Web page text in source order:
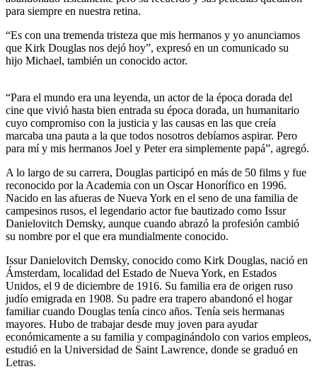
para siempre en nuestra retina.
“Es con una tremenda tristeza que mis hermanos y yo anunciamos
que Kirk Douglas nos dejó hoy”, expresó en un comunicado su
hijo Michael, también un conocido actor.
“Para el mundo era una leyenda, un actor de la época dorada del
cine que vivió hasta bien entrada su época dorada, un humanitario
cuyo compromiso con la justicia y las causas en las que creía
marcaba una pauta a la que todos nosotros debíamos aspirar. Pero
para mí y mis hermanos Joel y Peter era simplemente papá”, agregó.
A lo largo de su carrera, Douglas participó en más de 50 films y fue
reconocido por la Academia con un Oscar Honorífico en 1996.
Nacido en las afueras de Nueva York en el seno de una familia de
campesinos rusos, el legendario actor fue bautizado como Issur
Danielovitch Demsky, aunque cuando abrazó la profesión cambió
su nombre por el que era mundialmente conocido.
Issur Danielovitch Demsky, conocido como Kirk Douglas, nació en
Ámsterdam, localidad del Estado de Nueva York, en Estados
Unidos, el 9 de diciembre de 1916. Su familia era de origen ruso
judío emigrada en 1908. Su padre era trapero abandonó el hogar
familiar cuando Douglas tenía cinco años. Tenía seis hermanas
mayores. Hubo de trabajar desde muy joven para ayudar
económicamente a su familia y compaginándolo con varios empleos,
estudió en la Universidad de Saint Lawrence, donde se graduó en
Letras.